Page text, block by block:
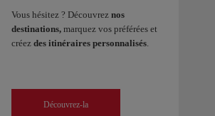
Vous hésitez ? Découvrez nos
destinations, marquez vos préférées et
créez des itinéraires personnalisés.
Découvrez-la